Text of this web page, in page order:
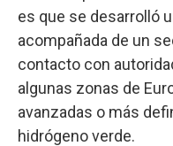
es que se desarrolló
acompañada de un
contacto con
algunas zonas de
avanzadas o más
hidrógeno verde.